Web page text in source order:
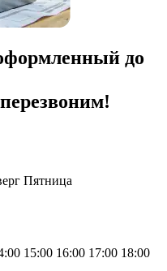
до
Пятница
15:00 16:00 17:00 18:00